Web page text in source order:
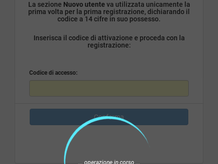
La sezione Nuovo utente va utilizzata unicamente la
prima volta per la prima registrazione, dichiarando il
codice a 14 cifre in suo possesso.
Inserisca il codice di attivazione e proceda con la
registrazione:
Codice di accesso:
Conferma